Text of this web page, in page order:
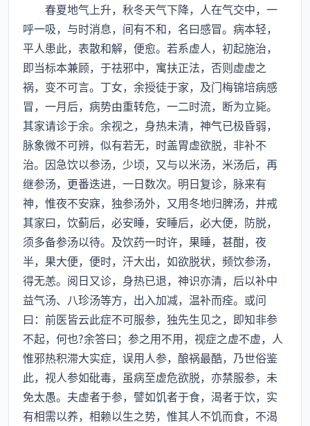
春夏地气上升，秋冬天气下降，人在气交中，一
呼一吸，与时消息，间有不和，名曰感冒。病本轻，
平人患此，表散和解，便愈。若系虚人，初起施治，
即当标本兼顾，于祛邪中，寓扶正法，否则虚虚之
祸，变不可言。丁女，余授徒于家，及门梅锦培病感
冒，一月后，病势由重转危，一二时流，断为立毙。
其家请诊于余。余视之，身热未清，神气已极昏弱，
脉象微不可辨，似有若无，时盖胃虚欲脱，非补不
治。因急饮以参汤，少顷，又与以米汤，米汤后，再
继参汤，更番迭进，一日数次。明日复诊，脉来有
神，惟夜不安寐，独参汤外，又用冬地归脾汤，井戒
其家曰，饮蓟后，必安睡，安睡后，必大便，防脱，
须多备参汤以待。及饮药一时许，果睡，甚酣，夜
半，果大便，便时，汗大出，如欲脱状，频饮参汤，
得无恙。阅日又诊，身热已退，神识亦清，后以补中
益气汤、八珍汤等方，出入加减，温补而痊。或问
曰：前医皆云此症不可服参，独先生见之，即知非参
不起，何也?余答曰；参之用不用，视症之虚不虚，人
惟邪热积滞大实症，误用人参，酿祸最酷，乃世俗鉴
此，视人参如砒毒，虽病至虚危欲脱，亦禁服参，未
免太愚。夫虚者于参，譬如饥者于食，渴者于饮，实
有相需以养，相赖以生之势，惟其人不饥而食，不渴